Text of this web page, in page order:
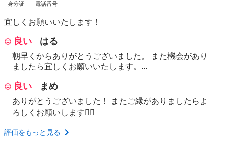
身分証 電話番号
宜しくお願いいたします！
良い はる
朝早くからありがとうございました。 また機会があり
ましたら宜しくお願いいたします。...
良い まめ
ありがとうございました！ またご縁がありましたらよ
ろしくお願いします🙇‍♀️
評価をもっと見る